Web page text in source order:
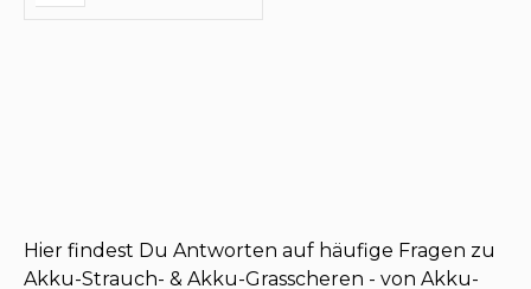
Hier findest Du Antworten auf häufige Fragen zu
Akku-Strauch- & Akku-Grasscheren - von Akku-